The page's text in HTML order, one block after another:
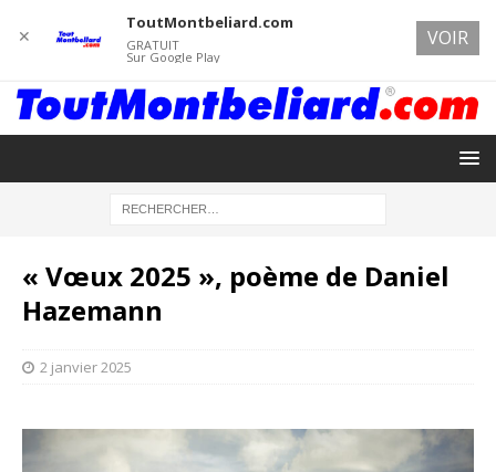
« Vœux 2025 », poème de Daniel
Hazemann
2 janvier 2025
✕
ToutMontbeliard.com
GRATUIT
Sur Google Play
VOIR